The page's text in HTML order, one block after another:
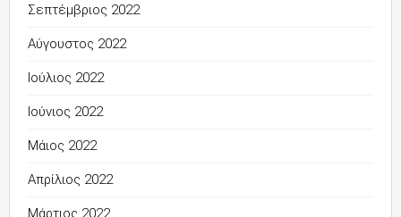
Σεπτέμβριος 2022
Αύγουστος 2022
Ιούλιος 2022
Ιούνιος 2022
Μάιος 2022
Απρίλιος 2022
Μάρτιος 2022